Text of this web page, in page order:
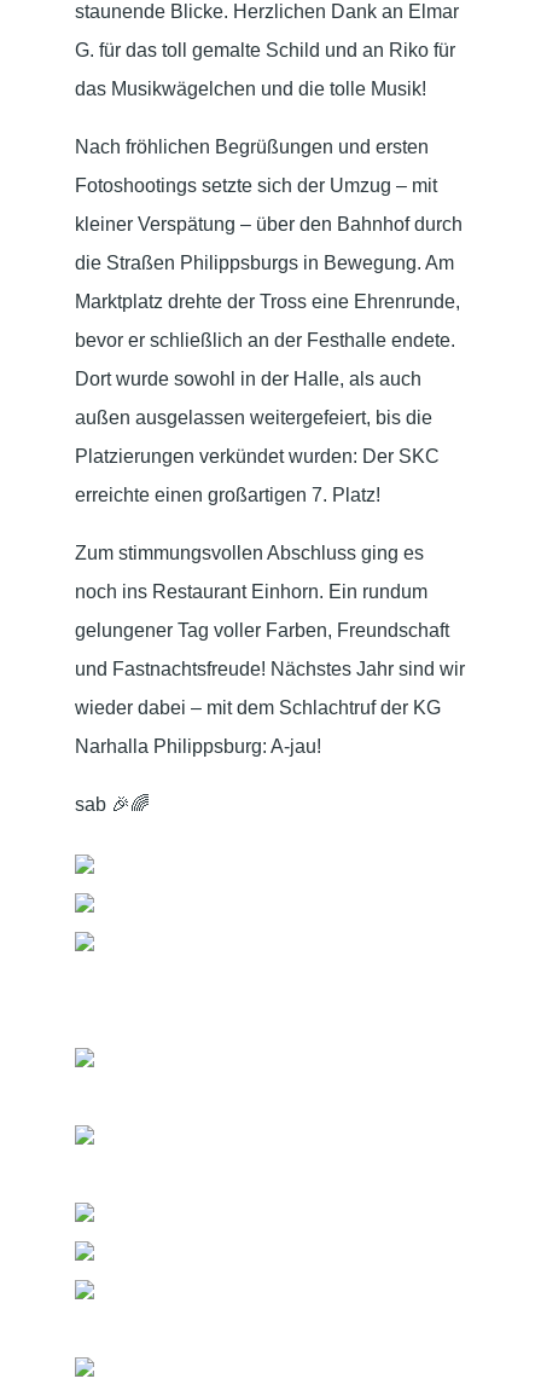
staunende Blicke. Herzlichen Dank an Elmar
G. für das toll gemalte Schild und an Riko für
das Musikwägelchen und die tolle Musik!
Nach fröhlichen Begrüßungen und ersten
Fotoshootings setzte sich der Umzug – mit
kleiner Verspätung – über den Bahnhof durch
die Straßen Philippsburgs in Bewegung. Am
Marktplatz drehte der Tross eine Ehrenrunde,
bevor er schließlich an der Festhalle endete.
Dort wurde sowohl in der Halle, als auch
außen ausgelassen weitergefeiert, bis die
Platzierungen verkündet wurden: Der SKC
erreichte einen großartigen 7. Platz!
Zum stimmungsvollen Abschluss ging es
noch ins Restaurant Einhorn. Ein rundum
gelungener Tag voller Farben, Freundschaft
und Fastnachtsfreude! Nächstes Jahr sind wir
wieder dabei – mit dem Schlachtruf der KG
Narhalla Philippsburg: A-jau!
sab 🎉🌈